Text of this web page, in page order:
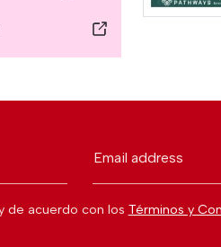
Email address
de acuerdo con los Términos y